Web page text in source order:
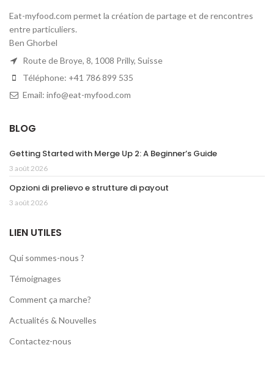
Eat-myfood.com permet la création de partage et de rencontres
entre particuliers.
Ben Ghorbel
Route de Broye, 8, 1008 Prilly, Suisse
Téléphone: +41 786 899 535
Email: info@eat-myfood.com
BLOG
Getting Started with Merge Up 2: A Beginner’s Guide
3 août 2026
Opzioni di prelievo e strutture di payout
3 août 2026
LIEN UTILES
Qui sommes-nous ?
Témoignages
Comment ça marche?
Actualités & Nouvelles
Contactez-nous